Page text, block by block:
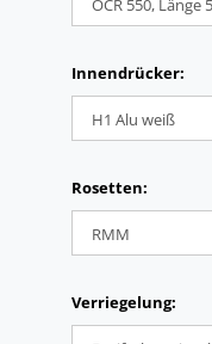
Innendrücker:
Rosetten:
Verriegelung: